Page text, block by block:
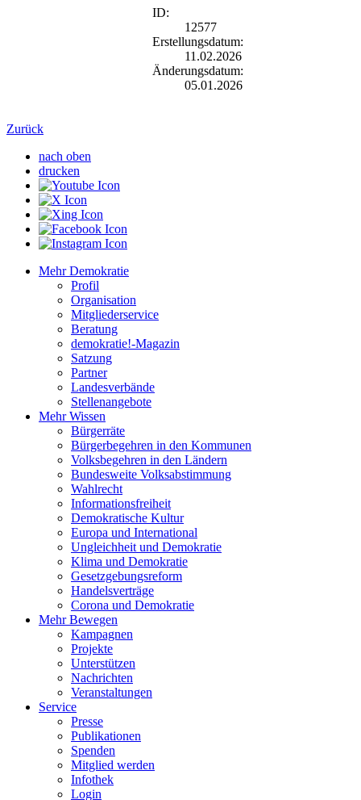
ID:
12577
Erstellungsdatum:
11.02.2026
Änderungsdatum:
05.01.2026
Zurück
nach oben
drucken
Mehr Demokratie
Profil
Organisation
Mitgliederservice
Beratung
demokratie!-Magazin
Satzung
Partner
Landesverbände
Stellenangebote
Mehr Wissen
Bürgerräte
Bürgerbegehren in den Kommunen
Volksbegehren in den Ländern
Bundesweite Volksabstimmung
Wahlrecht
Informationsfreiheit
Demokratische Kultur
Europa und International
Ungleichheit und Demokratie
Klima und Demokratie
Gesetzgebungsreform
Handelsverträge
Corona und Demokratie
Mehr Bewegen
Kampagnen
Projekte
Unterstützen
Nachrichten
Veranstaltungen
Service
Presse
Publikationen
Spenden
Mitglied werden
Infothek
Login